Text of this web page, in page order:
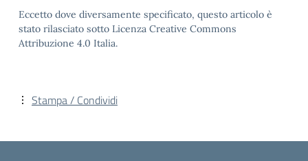
Eccetto dove diversamente specificato, questo articolo è
stato rilasciato sotto Licenza Creative Commons
Attribuzione 4.0 Italia.
Stampa / Condividi